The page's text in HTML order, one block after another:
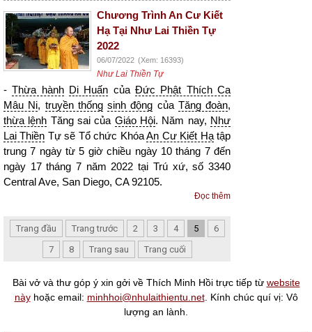
Chương Trình An Cư Kiết
Hạ Tại Như Lai Thiền Tự
2022
06/07/2022 (Xem: 16393)
Như Lai Thiền Tự
-Thừa hành Di Huấn củaĐức Phật Thích Ca
Mâu Ni, truyền thống sinh động của Tăng đoàn,
thừa lệnh Tăng sai của Giáo Hội. Năm nay, Như
Lai Thiền Tự sẽ Tổ chức KhóaAn Cư Kiết Hạtập
trung 7 ngày từ 5 giờ chiều ngày 10 tháng 7 đến
ngày 17 tháng 7 năm 2022 tại Trú xứ, số 3340
Central Ave, San Diego, CA 92105.
Đọc thêm
Trang đầu Trang trước 2 3 4 5
6
7
8 Trang sau Trang cuối
Bài vở và thư góp ý xin gởi về Thích Minh Hồi trực tiếp từ website
nàyhoặc email: minhhoi@nhulaithientu.net. Kính chúc quí vị: Vô
lượng an lành.